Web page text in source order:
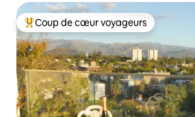
Coups de cœur voyageurs les plus
Coup de cœur voyageurs